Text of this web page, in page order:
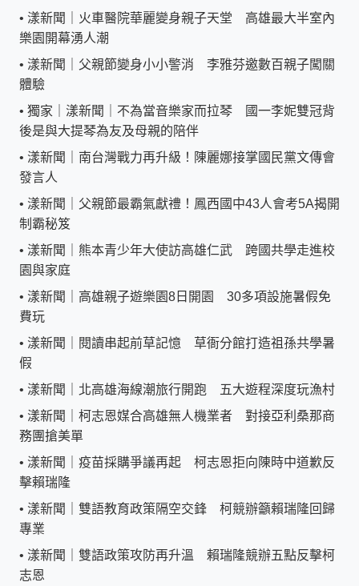
• 漾新聞｜火車醫院華麗變身親子天堂 高雄最大半室內
樂園開幕湧人潮
• 漾新聞｜父親節變身小小警消 李雅芬邀數百親子闖關
體驗
• 獨家｜漾新聞｜不為當音樂家而拉琴 國一李妮雙冠背
後是與大提琴為友及母親的陪伴
• 漾新聞｜南台灣戰力再升級！陳麗娜接掌國民黨文傳會
發言人
• 漾新聞｜父親節最霸氣獻禮！鳳西國中43人會考5A揭開
制霸秘笈
• 漾新聞｜熊本青少年大使訪高雄仁武 跨國共學走進校
園與家庭
• 漾新聞｜高雄親子遊樂園8日開園 30多項設施暑假免
費玩
• 漾新聞｜閱讀串起前草記憶 草衙分館打造祖孫共學暑
假
• 漾新聞｜北高雄海線潮旅行開跑 五大遊程深度玩漁村
• 漾新聞｜柯志恩媒合高雄無人機業者 對接亞利桑那商
務團搶美單
• 漾新聞｜疫苗採購爭議再起 柯志恩拒向陳時中道歉反
擊賴瑞隆
• 漾新聞｜雙語教育政策隔空交鋒 柯競辦籲賴瑞隆回歸
專業
• 漾新聞｜雙語政策攻防再升溫 賴瑞隆競辦五點反擊柯
志恩